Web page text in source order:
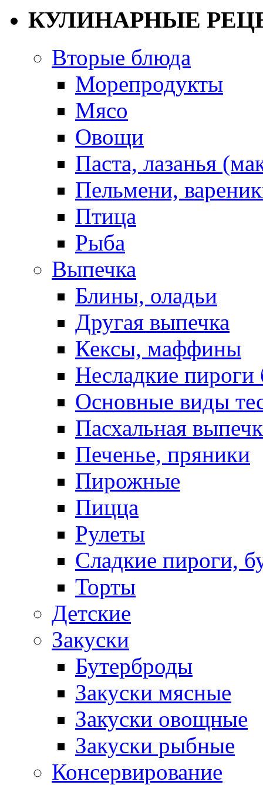
КУЛИНАРНЫЕ
Вторые блюда
Морепродукты
Мясо
Овощи
Паста, лазанья
Пельмени,
Птица
Рыба
Выпечка
Блины, оладьи
Другая выпечка
Кексы, маффины
Несладкие пироги
Основные виды
Пасхальная
Печенье, пряники
Пирожные
Пицца
Рулеты
Сладкие пироги,
Торты
Детские
Закуски
Бутерброды
Закуски мясные
Закуски овощные
Закуски рыбные
Консервирование